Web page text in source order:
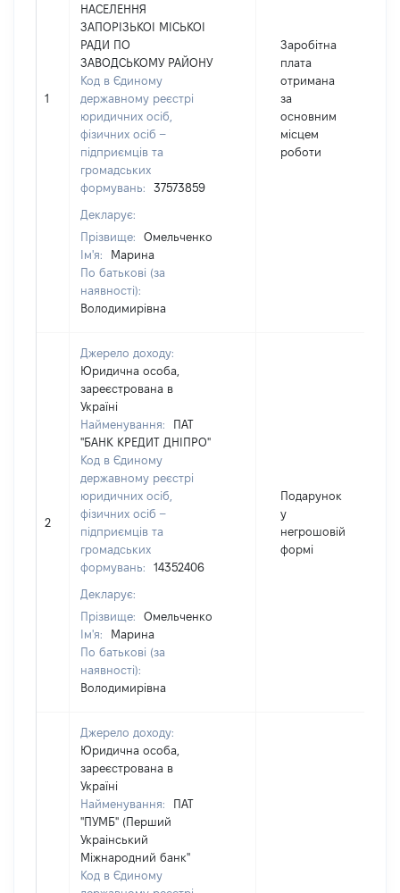
1
НАСЕЛЕННЯ
ЗАПОРІЗЬКОІ МІСЬКОІ
РАДИ ПО
ЗАВОДСЬКОМУ РАЙОНУ
Код в Єдиному
державному реєстрі
юридичних осіб,
фізичних осіб –
підприємців та
громадських
формувань:
37573859
Декларує:
Прізвище:
Омельченко
Ім'я:
Марина
По батькові (за
наявності):
Володимирівна
Заробітна
плата
отримана
за
основним
місцем
роботи
2
Джерело доходу:
Юридична особа,
зареєстрована в
Україні
Найменування:
ПАТ
"БАНК КРЕДИТ ДНІПРО"
Код в Єдиному
державному реєстрі
юридичних осіб,
фізичних осіб –
підприємців та
громадських
формувань:
14352406
Декларує:
Прізвище:
Омельченко
Ім'я:
Марина
По батькові (за
наявності):
Володимирівна
Подарунок
у
негрошовій
формі
Джерело доходу:
Юридична особа,
зареєстрована в
Україні
Найменування:
ПАТ
"ПУМБ" (Перший
Украінський
Міжнародний банк"
Код в Єдиному